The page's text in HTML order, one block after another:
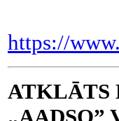
https://
ATKLĀTS